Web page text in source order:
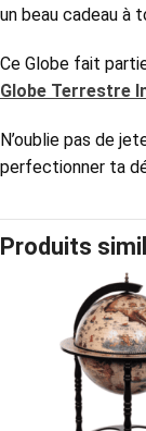
un beau cadeau à
Ce Globe fait
Globe Terrestre
N’oublie pas de
perfectionner ta
Produits